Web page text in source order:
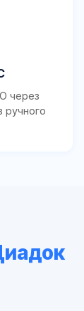
через
ручного